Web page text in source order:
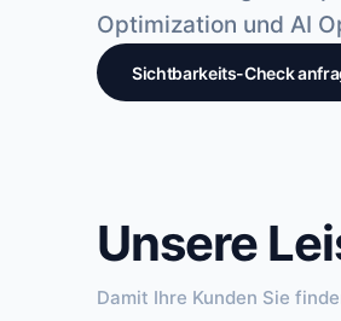
Optimization und AI
Sichtbarkeits-Check
Unsere
Damit Ihre Kunden Sie